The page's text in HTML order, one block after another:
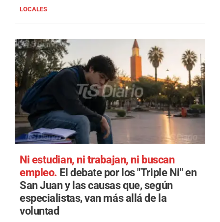
LOCALES
Ni estudian, ni trabajan, ni buscan
empleo. El debate por los "Triple Ni" en
San Juan y las causas que, según
especialistas, van más allá de la
voluntad